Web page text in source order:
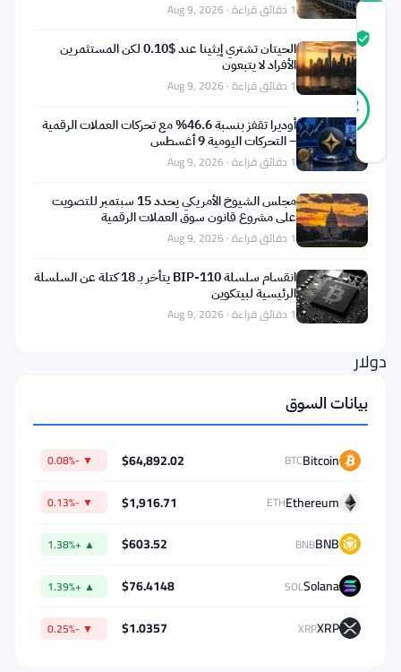
درجة
المجتمع
82
حقيقي
موثّق
39
آخر تحديث 2 أشهر مضت
تحتفظ
سبيس
إكس
بمبلغ
1.3
مليار
دولار
بيتكوين.
أصبحت
شركة
عامة،
وول
ستريت
إجابات.
1 دقائق قراءة · Aug 9, 2026
الحيتان تشتري إيثينا عند $0.10 لكن المستثمرين
الأفراد لا يتبعون
1 دقائق قراءة · Aug 9, 2026
أوديرا تقفز بنسبة 46.6% مع تحركات العملات الرقمية
– التحركات اليومية 9 أغسطس
1 دقائق قراءة · Aug 9, 2026
مجلس الشيوخ الأمريكي يحدد 15 سبتمبر للتصويت
على مشروع قانون سوق العملات الرقمية
1 دقائق قراءة · Aug 9, 2026
انقسام سلسلة BIP-110 يتأخر بـ 18 كتلة عن السلسلة
الرئيسية لبيتكوين
1 دقائق قراءة · Aug 9, 2026
بيانات السوق
Bitcoin
BTC
$64,892.02
▼ -0.08%
Ethereum
ETH
$1,916.71
▼ -0.13%
BNB
BNB
$603.52
▲ +1.38%
Solana
SOL
$76.4148
▲ +1.39%
XRP
XRP
$1.0357
▼ -0.25%